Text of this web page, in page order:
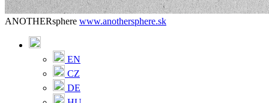
ANOTHERsphere www.anothersphere.sk
EN
CZ
DE